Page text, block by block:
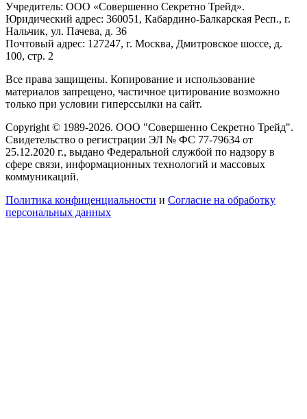
Учредитель: ООО «Совершенно Секретно Трейд».
Юридический адрес: 360051, Кабардино-Балкарская Респ., г.
Нальчик, ул. Пачева, д. 36
Почтовый адрес: 127247, г. Москва, Дмитровское шоссе, д.
100, стр. 2
Все права защищены. Копирование и использование
материалов запрещено, частичное цитирование возможно
только при условии гиперссылки на сайт.
Copyright © 1989-2026. ООО "Совершенно Секретно Трейд".
Свидетельство о регистрации ЭЛ № ФС 77-79634 от
25.12.2020 г., выдано Федеральной службой по надзору в
сфере связи, информационных технологий и массовых
коммуникаций.
Политика конфиценциальности и Согласие на обработку
персональных данных